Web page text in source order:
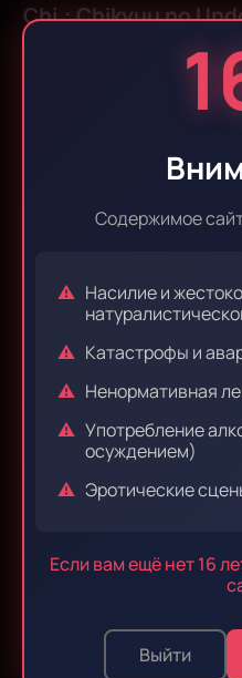
Содержимое
Насилие и
Катастрофы и
Ненормативная
Употребление
осуждением)
Эротические
Если вам ещё нет 16
Выйти
Chi.: Chikyuu no
Уото
Kouhei
сэйнэн
драма
Польша, XV век. То были
складом ума, сжигали на
Рафал — вундеркинд
самым важным в те
поступать в